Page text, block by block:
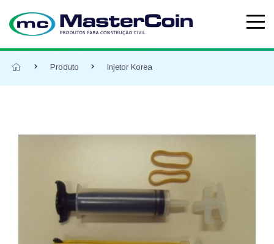
Produto Injetor Korea